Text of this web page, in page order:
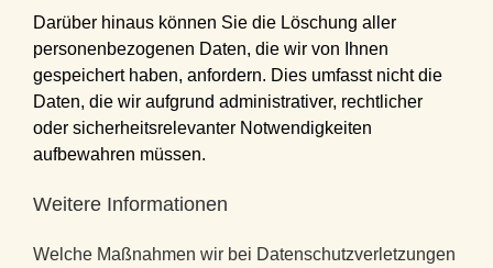
Darüber hinaus können Sie die Löschung aller
personenbezogenen Daten, die wir von Ihnen
gespeichert haben, anfordern. Dies umfasst nicht die
Daten, die wir aufgrund administrativer, rechtlicher
oder sicherheitsrelevanter Notwendigkeiten
aufbewahren müssen.
Weitere Informationen
Welche Maßnahmen wir bei Datenschutzverletzungen